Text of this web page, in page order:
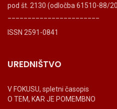
pod št. 2130 (odločba 61510-88/
ISSN 2591-0841
UREDNIŠTVO
V FOKUSU, spletni časopis
O TEM, KAR JE POMEMBNO